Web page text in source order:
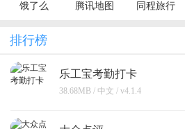
饿了么 腾讯地图 同程旅行
排行榜
乐工宝考勤打卡
38.68MB / 中文 / v4.1.4